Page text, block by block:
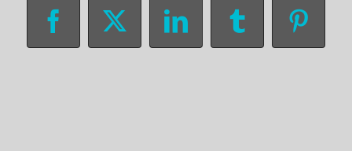
Facebook
X LinkedInTumblr